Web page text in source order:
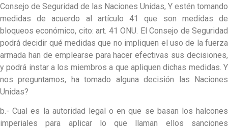
Consejo de Seguridad de las Naciones Unidas, Y estén tomando
medidas de acuerdo al artículo 41 que son medidas de
bloqueos económico, cito: art. 41 ONU. El Consejo de Seguridad
podrá decidir qué medidas que no impliquen el uso de la fuerza
armada han de emplearse para hacer efectivas sus decisiones,
y podrá instar a los miembros a que apliquen dichas medidas. Y
nos preguntamos, ha tomado alguna decisión las Naciones
Unidas?
b.- Cual es la autoridad legal o en que se basan los halcones
imperiales para aplicar lo que llaman ellos sanciones